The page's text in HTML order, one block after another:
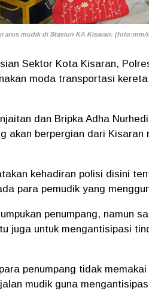
arus mudik di Stasiun KA Kisaran. (foto:mm/
Sektor Kota Kisaran,
moda transportasi
dan Bripka Adha
akan berpergian dari Kisaran
kehadiran polisi disini
para pemudik yang
penumpang, namun
juga untuk mengantisipasi
penumpang tidak
mudik guna